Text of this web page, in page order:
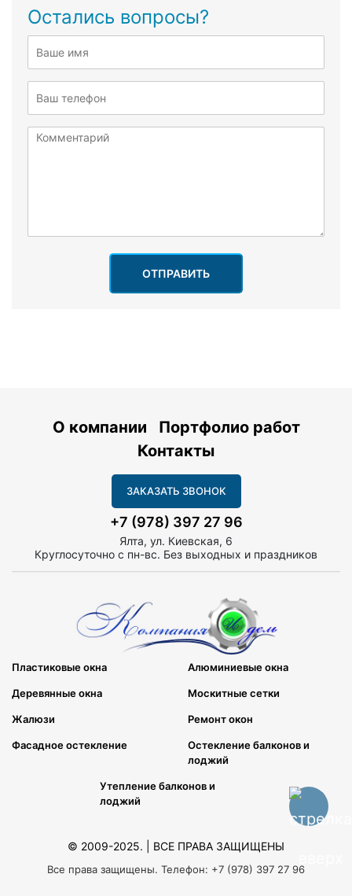
Остались вопросы?
ОТПРАВИТЬ
О компании
Портфолио работ
Контакты
ЗАКАЗАТЬ ЗВОНОК
+7 (978) 397 27 96
Ялта, ул. Киевская, 6
Круглосуточно с пн-вс. Без выходных и праздников
Пластиковые окна Алюминиевые окна
Деревянные окна Москитные сетки
Жалюзи Ремонт окон
Фасадное остекление
Остекление балконов и
лоджий
Утепление балконов и
лоджий
© 2009-2025. | ВСЕ ПРАВА ЗАЩИЩЕНЫ
Все права защищены. Телефон: +7 (978) 397 27 96